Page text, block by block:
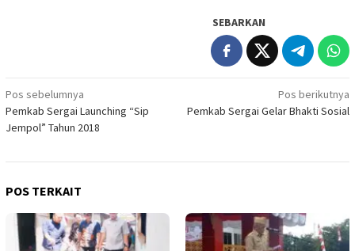
SEBARKAN
Navigasi
pos
Pos sebelumnya
Pemkab Sergai Launching “Sip
Jempol” Tahun 2018
Pos berikutnya
Pemkab Sergai Gelar Bhakti Sosial
POS TERKAIT